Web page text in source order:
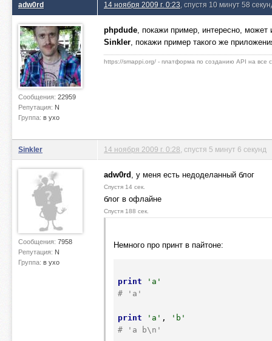
adw0rd
Сообщения: 22959
Репутация: N
Группа: в ухо
14 ноября 2009 г. 0:23 , спустя 10 минут 58
phpdude, покажи пример, интересно,
Sinkler, покажи пример такого же
https://smappi.org/ - платформа по созданию API на все
Sinkler
Сообщения: 7958
Репутация: N
Группа: в ухо
14 ноября 2009 г. 0:28 , спустя 5 минут 6 секунд
adw0rd , у меня есть недоделанный блог
Спустя 14 сек.
блог в офлайне
Спустя 188 сек.
Немного про принт в пайтоне:
print
'a'
# 'a'
print 'a' ,
'b'
# 'a b\n'